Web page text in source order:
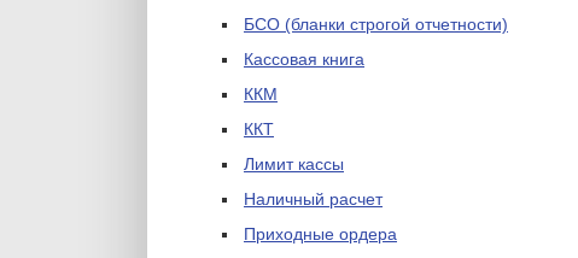
БСО (бланки строгой отчетности)
Кассовая книга
ККМ
ККТ
Лимит кассы
Наличный расчет
Приходные ордера